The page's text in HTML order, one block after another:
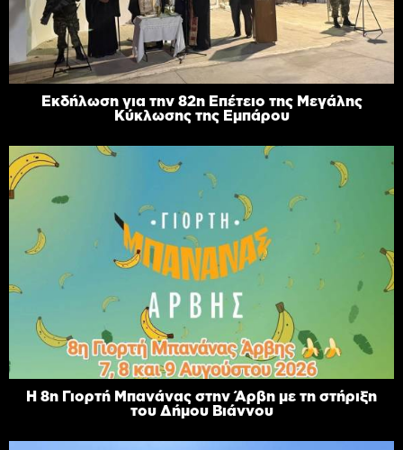
Εκδήλωση για την 82η Επέτειο της Μεγάλης
Κύκλωσης της Εμπάρου
Η 8η Γιορτή Μπανάνας στην Άρβη με τη στήριξη
του Δήμου Βιάννου